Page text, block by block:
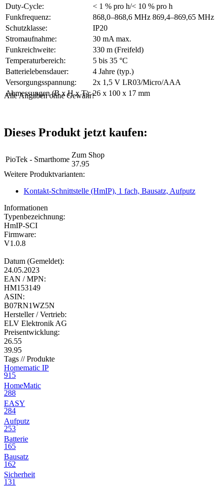
Duty-Cycle:
< 1 % pro h/< 10 % pro h
Funkfrequenz:
868,0–868,6 MHz 869,4–869,65 MHz
Schutzklasse:
IP20
Stromaufnahme:
30 mA max.
Funkreichweite:
330 m (Freifeld)
Temperaturbereich:
5 bis 35 °C
Batterielebensdauer:
4 Jahre (typ.)
Versorgungsspannung:
2x 1,5 V LR03/Micro/AAA
Abmessungen (B x H x T): 26 x 100 x 17 mm
Alle Angaben ohne Gewähr!
Dieses Produkt jetzt kaufen:
PioTek - Smarthome
Zum Shop
37.95
Weitere Produktvarianten:
Kontakt-Schnittstelle (HmIP), 1 fach, Bausatz, Aufputz
Informationen
Typenbezeichnung:
HmIP-SCI
Firmware:
V1.0.8
Datum (Gemeldet):
24.05.2023
EAN / MPN:
HM153149
ASIN:
B07RN1WZ5N
Hersteller / Vertrieb:
ELV Elektronik AG
Preisentwicklung:
26.55
39.95
Tags // Produkte
Homematic IP
915
HomeMatic
288
EASY
284
Aufputz
253
Batterie
165
Bausatz
162
Sicherheit
131